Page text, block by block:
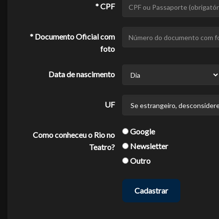
* CPF
* Documento Oficial com
foto
Data de nascimento
UF
Como conheceu o Rio no
Teatro?
Google
Newsletter
Outro
Cadastrar